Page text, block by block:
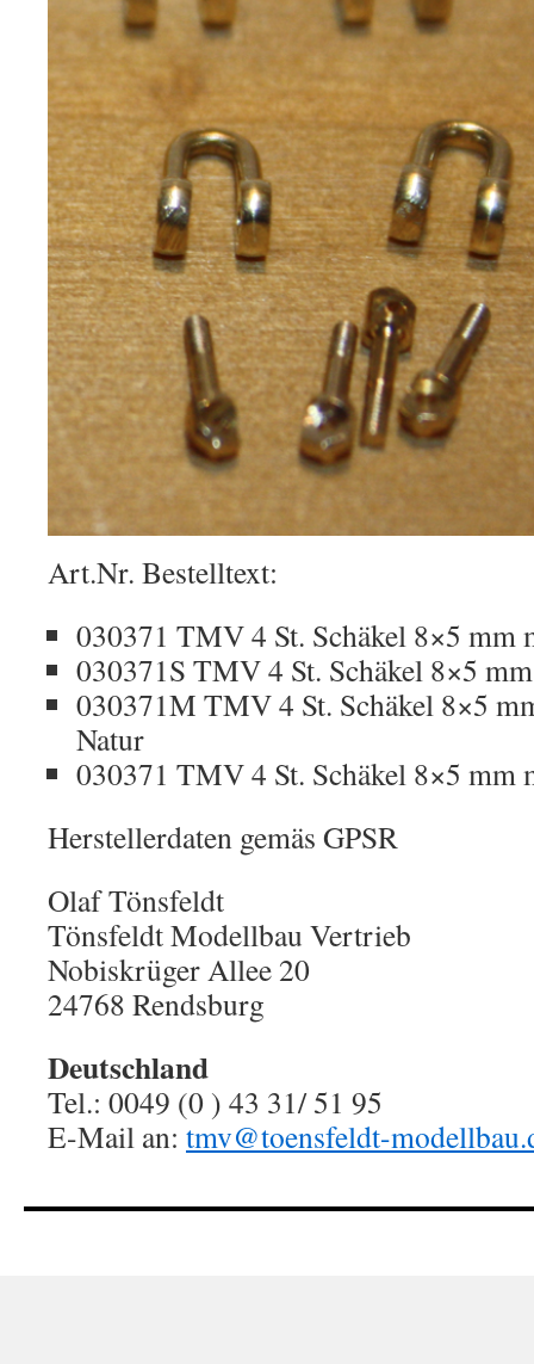
Art.Nr. Bestelltext:
030371 TMV 4 St. Schäkel 8×5 mm
030371S TMV 4 St. Schäkel 8×5
030371M TMV 4 St. Schäkel 8×5
Natur
030371 TMV 4 St. Schäkel 8×5 mm
Herstellerdaten gemäs GPSR
Olaf Tönsfeldt
Tönsfeldt Modellbau Vertrieb
Nobiskrüger Allee 20
24768 Rendsburg
Deutschland
Tel.: 0049 (0 ) 43 31/ 51 95
E-Mail an: tmv@toensfeldt-